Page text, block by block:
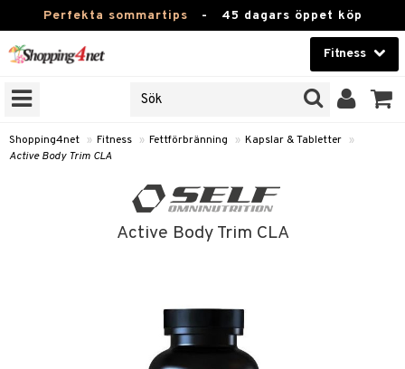
Perfekta sommartips - 45 dagars öppet köp
Fitness
Skönhet
Kontaktlinser
Leksaker, Barn & Baby
Shopping4net » Fitness » Fettförbränning » Kapslar & Tabletter »
Active Body Trim CLA
Active Body Trim CLA